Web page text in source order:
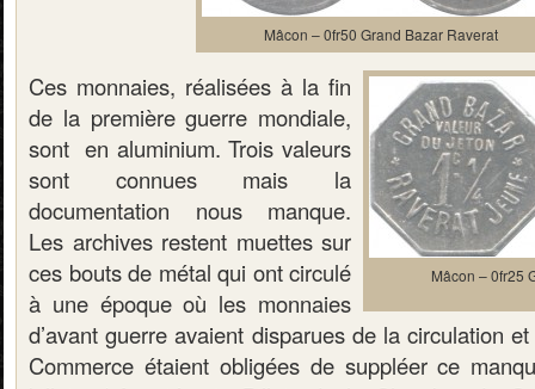
Mâcon – 0fr50 Grand Bazar Raverat
Mâcon – 0fr25
Ces monnaies, réalisées à la fin
de la première guerre mondiale,
sont en aluminium. Trois valeurs
sont connues mais la
documentation nous manque.
Les archives restent muettes sur
ces bouts de métal qui ont circulé
à une époque où les monnaies
d’avant guerre avaient disparues de la circulation
Commerce étaient obligées de suppléer ce